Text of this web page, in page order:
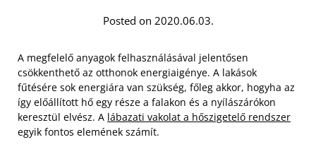
Posted on 2020.06.03.
A megfelelő anyagok felhasználásával jelentősen
csökkenthető az otthonok energiaigénye. A lakások
fűtésére sok energiára van szükség, főleg akkor, hogyha az
így előállított hő egy része a falakon és a nyílászárókon
keresztül elvész. A lábazati vakolat a hőszigetelő rendszer
egyik fontos elemének számít.